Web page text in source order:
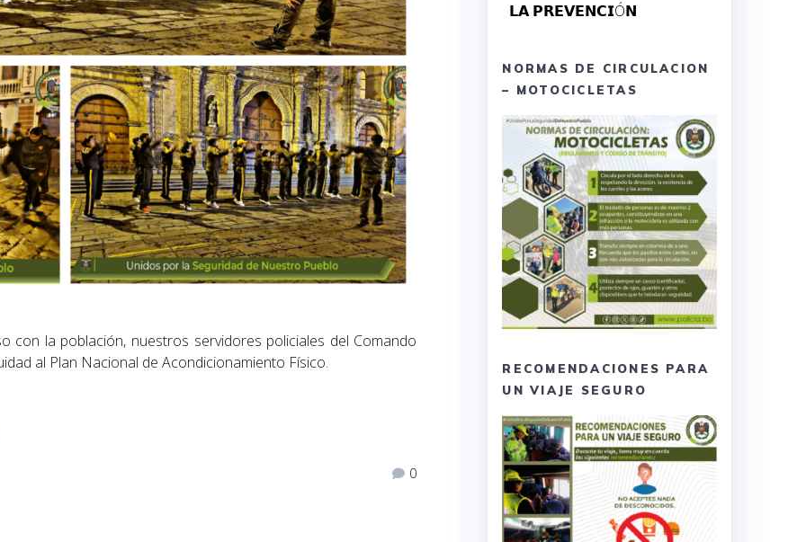
con la población, nuestros servidores policiales del Comando
al Plan Nacional de Acondicionamiento Físico.
0
𝗟𝗔 𝗣𝗥𝗘𝗩𝗘𝗡𝗖𝗜Ó𝗡
NORMAS DE CIRCULACION
– MOTOCICLETAS
RECOMENDACIONES PARA
UN VIAJE SEGURO